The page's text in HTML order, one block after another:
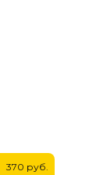
370 руб.